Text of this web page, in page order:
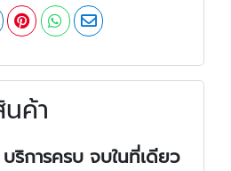
ค้า
ริการครบ จบในที่เดียว